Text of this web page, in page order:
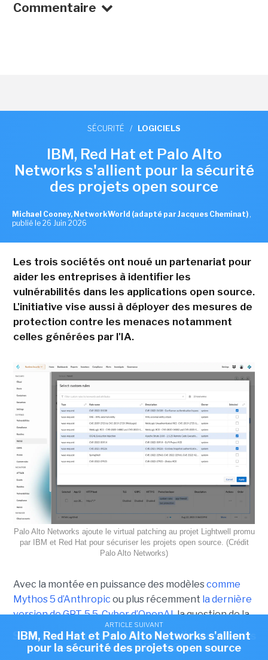
ARTICLE SUIVANT
Sous pression, OpenAI pourrait limiter l'accès
au futur GPT-5.6
Commentaire
ARTICLE SUIVANT
IBM, Red Hat et Palo Alto Networks s'allient
pour la sécurité des projets open source
SÉCURITÉ / LOGICIELS
IBM, Red Hat et Palo Alto
Networks s'allient pour la sécurité
des projets open source
Michael Cooney, NetworkWorld (adapté par Jacques Cheminat) ,
publié le 26 Juin 2026
Les trois sociétés ont noué un partenariat pour
aider les entreprises à identifier les
vulnérabilités dans les applications open source.
L'initiative vise aussi à déployer des mesures de
protection contre les menaces notamment
celles générées par l'IA.
Palo Alto Networks ajoute le virtual patching au projet Lightwell promu
par IBM et Red Hat pour sécuriser les projets open source. (Crédit
Palo Alto Networks)
Avec la montée en puissance des modèlescomme
Mythos 5 d’Anthropic ou plus récemment la dernière
version de GPT-5.5-Cyber d’OpenAI, la question de la
sécurité des applications, notamment open source,
devient plus importante. Plusieurs initiatives